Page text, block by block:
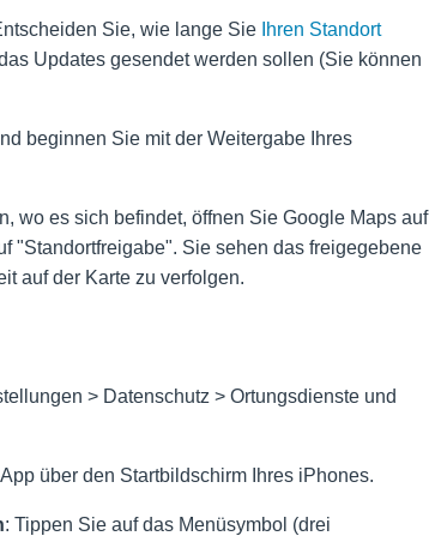
Sie, wie lange Sie Ihren Standort
Updates gesendet werden sollen (Sie können
beginnen Sie mit der Weitergabe Ihres
wo es sich befindet, öffnen Sie Google Maps auf
"Standortfreigabe". Sie sehen das freigegebene
auf der Karte zu verfolgen.
> Datenschutz > Ortungsdienste und
über den Startbildschirm Ihres iPhones.
: Tippen Sie auf das Menüsymbol (drei